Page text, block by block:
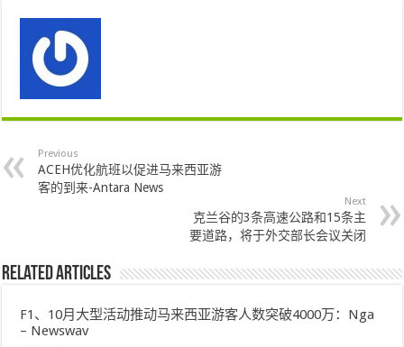
Previous
ACEH优化航班以促进马来西亚游
客的到来-Antara News
Next
克兰谷的3条高速公路和15条主
要道路，将于外交部长会议关闭
Related Articles
F1、10月大型活动推动马来西亚游客人数突破4000万：Nga
– Newswav